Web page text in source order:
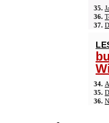
35.
36.
37.
34.
35.
36.